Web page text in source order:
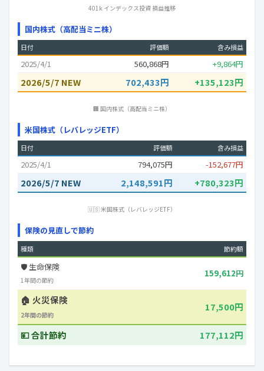
401k インデックス投資 損益推移
国内株式（高配当ミニ株）
日付 評価額 含み損益
2025/4/1 560,868円 +9,864円
2026/5/7 NEW 702,433円 +135,123円
🏢 国内株式（高配当ミニ株）
米国株式（レバレッジETF）
日付 評価額 含み損益
2025/4/1 794,075円 -152,677円
2026/5/7 NEW 2,148,591円 +780,323円
🇺🇸 米国株式（レバレッジETF）
保険の見直しで節約
種類 節約額
🛡️ 生命保険
1年間の節約
159,612円
🏠 火災保険
2年間の節約
17,500円
💴 合計節約 177,112円